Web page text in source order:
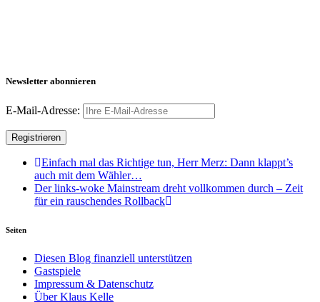
Newsletter abonnieren
E-Mail-Adresse:
Einfach mal das Richtige tun, Herr Merz: Dann klappt’s
auch mit dem Wähler…
Der links-woke Mainstream dreht vollkommen durch – Zeit
für ein rauschendes Rollback
Seiten
Diesen Blog finanziell unterstützen
Gastspiele
Impressum & Datenschutz
Über Klaus Kelle